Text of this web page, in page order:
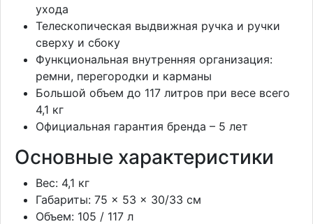
ухода
Телескопическая выдвижная ручка и ручки
сверху и сбоку
Функциональная внутренняя организация:
ремни, перегородки и карманы
Большой объем до 117 литров при весе всего
4,1 кг
Официальная гарантия бренда – 5 лет
Основные характеристики
Вес: 4,1 кг
Габариты: 75 × 53 × 30/33 см
Объем: 105 / 117 л